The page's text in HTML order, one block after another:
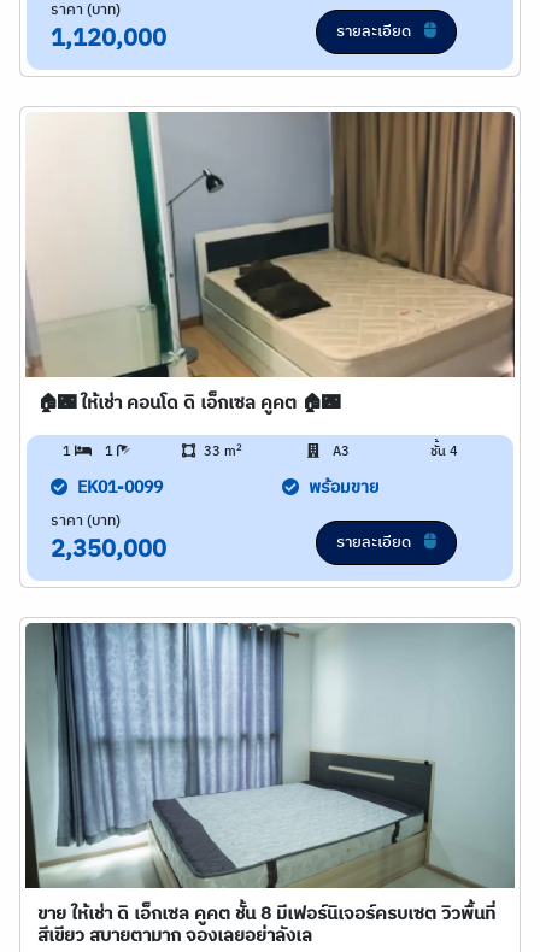
ราคา (บาท)
1,120,000 รายละเอียด
🏠🌃 ให้เช่า คอนโด ดิ เอ็กเซล คูคต 🏠🌃
1 1 33 m2 A3 ชั้น 4
EK01-0099 พร้อมขาย
ราคา (บาท)
2,350,000 รายละเอียด
ขาย ให้เช่า ดิ เอ็กเซล คูคต ชั้น 8 มีเฟอร์นิเจอร์ครบเซต วิวพื้นที่
สีเขียว สบายตามาก จองเลยอย่าลังเล